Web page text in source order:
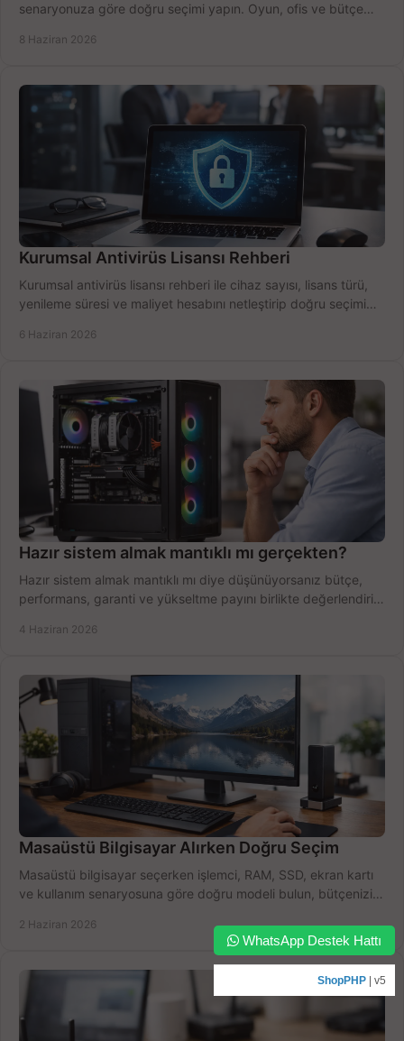
senaryonuza göre doğru seçimi yapın. Oyun, ofis ve bütçe
8 Haziran 2026
Kurumsal Antivirüs Lisansı Rehberi
Kurumsal antivirüs lisansı rehberi ile cihaz sayısı, lisans türü,
yenileme süresi ve maliyet hesabını netleştirip doğru seçimi
6 Haziran 2026
Hazır sistem almak mantıklı mı gerçekten?
Hazır sistem almak mantıklı mı diye düşünüyorsanız bütçe,
performans, garanti ve yükseltme payını birlikte değerlendirin,
4 Haziran 2026
Masaüstü Bilgisayar Alırken Doğru Seçim
Masaüstü bilgisayar seçerken işlemci, RAM, SSD, ekran kartı
ve kullanım senaryosuna göre doğru modeli bulun, bütçenizi
2 Haziran 2026
WhatsApp Destek Hattı
ShopPHP | v5